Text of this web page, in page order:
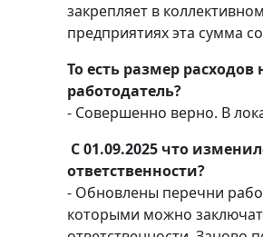
закрепляет в
предприятиях эта сумма
То есть размер
работодатель?
- Совершенно верно. В
С 01.09.2025 что
ответственности?
- Обновлены перечни
которыми можно